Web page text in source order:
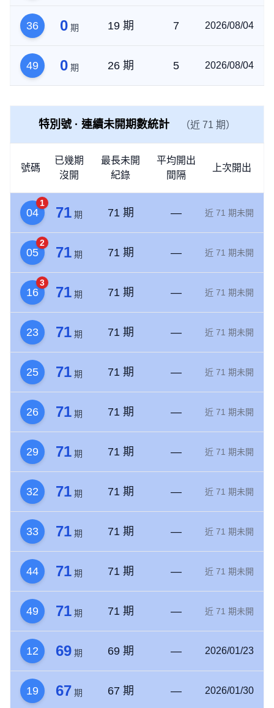
36 0 期 19 期 7 2026/08/04
49 0 期 26 期 5 2026/08/04
特別號 · 連續未開期數統計 （近 71 期）
號碼
已幾期
沒開
最長未開
紀錄
平均開出
間隔
上次開出
04
1
71 期 71 期 — 近 71 期未開
05
2
71 期 71 期 — 近 71 期未開
16
3
71 期 71 期 — 近 71 期未開
23 71 期 71 期 — 近 71 期未開
25 71 期 71 期 — 近 71 期未開
26 71 期 71 期 — 近 71 期未開
29 71 期 71 期 — 近 71 期未開
32 71 期 71 期 — 近 71 期未開
33 71 期 71 期 — 近 71 期未開
44 71 期 71 期 — 近 71 期未開
49 71 期 71 期 — 近 71 期未開
12 69 期 69 期 — 2026/01/23
19 67 期 67 期 — 2026/01/30